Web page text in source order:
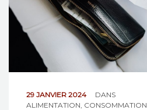
NOS ACTIONS
CONTACT
29 JANVIER 2024
DANS
ALIMENTATION CONSOMMATION